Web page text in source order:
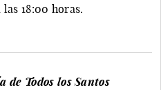
18:00 horas.
de Todos los Santos